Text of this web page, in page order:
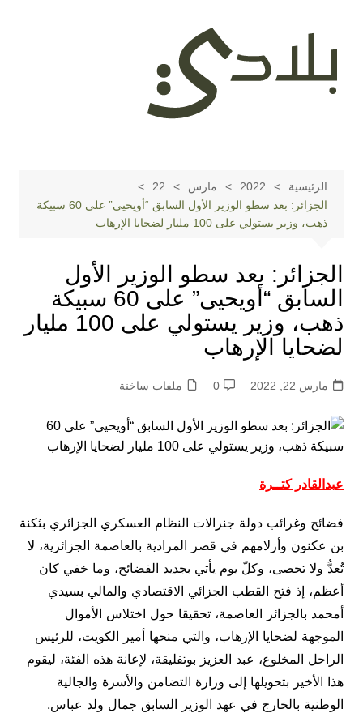
المحتوى
الرئيسية 2022 مارس
22
الجزائر: بعد سطو الوزير الأول السابق “أويحيى” على 60 سبيكة
ذهب، وزير يستولي على 100 مليار لضحايا الإرهاب
الجزائر: بعد سطو الوزير الأول
السابق “أويحيى” على 60 سبيكة
ذهب، وزير يستولي على 100 مليار
لضحايا الإرهاب
مارس 22, 2022 0 ملفات ساخنة
عبدالقادر كتــرة
فضائح وغرائب دولة جنرالات النظام العسكري الجزائري بثكنة
بن عكنون وأزلامهم في قصر المرادية بالعاصمة الجزائرية، لا
تُعدُّ ولا تحصى، وكلّ يوم يأتي بجديد الفضائح، وما خفي كان
أعظم، إذ فتح القطب الجزائي الاقتصادي والمالي بسيدي
أمحمد بالجزائر العاصمة، تحقيقا حول اختلاس الأموال
الموجهة لضحايا الإرهاب، والتي منحها أمير الكويت، للرئيس
الراحل المخلوع، عبد العزيز بوتفليقة، لإعانة هذه الفئة، ليقوم
هذا الأخير بتحويلها إلى وزارة التضامن والأسرة والجالية
الوطنية بالخارج في عهد الوزير السابق جمال ولد عباس.